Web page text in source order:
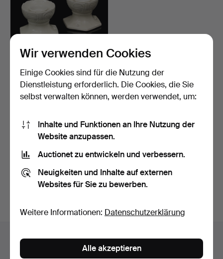
WANDLEUCHTEN, ein
Paar, Porzellan, Jugends…
2 Tage
Suche speichern
Archiv
suchen.
Navigation
Hilfe und Kontakt
Kontakt mit dem Support aufnehmen
Wir verwenden Cookies
Einige Cookies sind für die Nutzung der
Dienstleistung erforderlich. Die Cookies, die Sie
selbst verwalten können, werden verwendet, um:
Inhalte und Funktionen an Ihre Nutzung der
Website anzupassen.
Auctionet zu entwickeln und verbessern.
Neuigkeiten und Inhalte auf externen
Websites für Sie zu bewerben.
Weitere Informationen: Datenschutzerklärung
Alle akzeptieren